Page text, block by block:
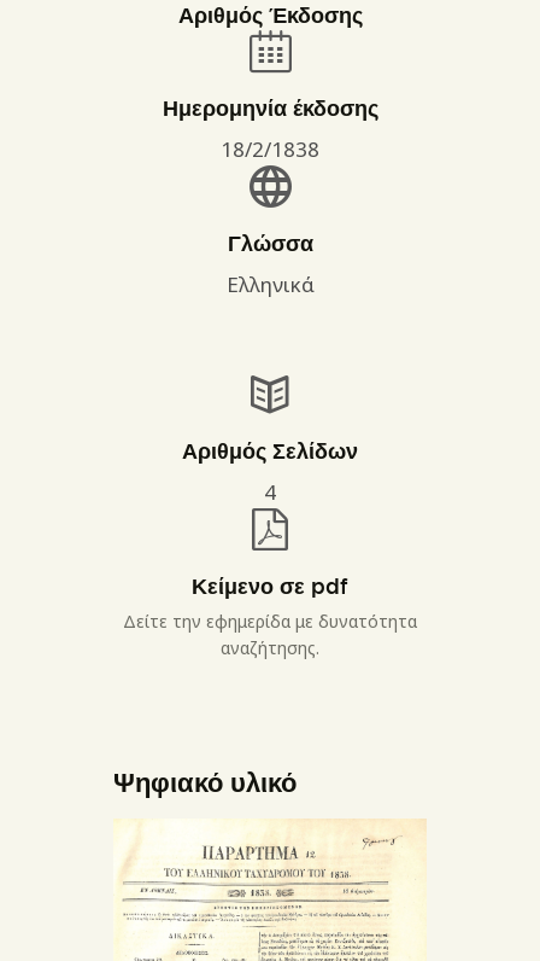
Αριθμός Έκδοσης
Ημερομηνία έκδοσης
18/2/1838
Γλώσσα
Ελληνικά
Αριθμός Σελίδων
4
Κείμενο σε pdf
Δείτε την εφημερίδα με δυνατότητα
αναζήτησης.
Ψηφιακό υλικό